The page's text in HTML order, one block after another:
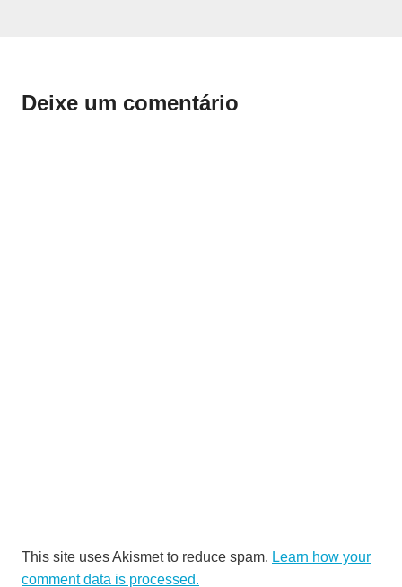
Deixe um comentário
This site uses Akismet to reduce spam. Learn how your
comment data is processed.